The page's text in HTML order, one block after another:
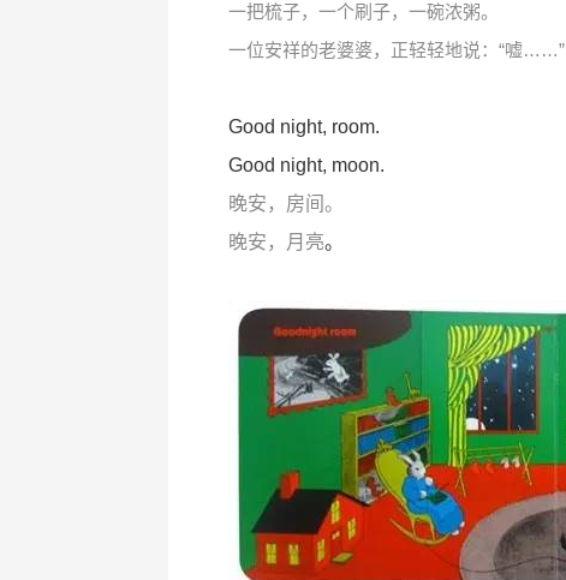
一把梳子，一个刷子，一碗浓粥。
一位安祥的老婆婆，正轻轻地说：“嘘……”
Good night, room.
Good night, moon.
晚安，房间。
晚安，月亮。